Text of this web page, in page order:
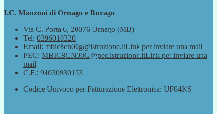
I.C. Manzoni di Ornago e Burago
Via C. Porta 6, 20876 Ornago (MB)
Tel: 0396010320
Email: mbic8cn00g@istruzione.itLink per inviare una mail
PEC: MBIC8CN00G@pec.istruzione.itLink per inviare una
mail
C.F.: 94030930153
Codice Univoco per Fatturazione Elettronica: UF04KS